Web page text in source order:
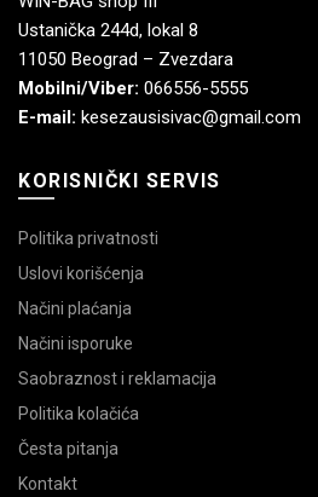
Ustanička 244d, lokal 8
11050 Beograd – Zvezdara
Mobilni/Viber: 066556-5555
E-mail: kesezausisivac@gmail.com
KORISNIČKI SERVIS
Politika privatnosti
Uslovi korišćenja
Načini plaćanja
Načini isporuke
Saobraznost i reklamacija
Politika kolačića
Česta pitanja
Kontakt